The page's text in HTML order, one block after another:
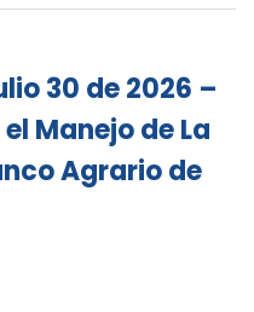
30 de 2026 –
Manejo de La
Agrario de